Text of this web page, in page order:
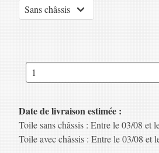
Date de livraison estimée :
Toile sans châssis : Entre le 03/08 et
Toile avec châssis : Entre le 03/08 et